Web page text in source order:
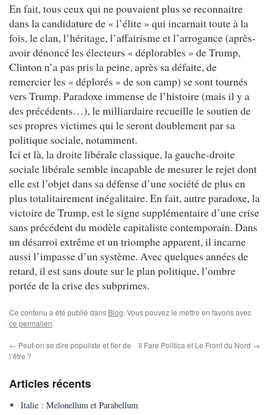
En fait, tous ceux qui ne pouvaient plus se reconnaitre
dans la candidature de « l’élite » qui incarnait toute à la
fois, le clan, l’héritage, l’affairisme et l’arrogance (après-
avoir dénoncé les électeurs « déplorables » de Trump,
Clinton n’a pas pris la peine, après sa défaite, de
remercier les « déplorés » de son camp) se sont tournés
vers Trump. Paradoxe immense de l’histoire (mais il y a
des précédents…), le milliardaire recueille le soutien de
ses propres victimes qui le seront doublement par sa
politique sociale, notamment.
Ici et là, la droite libérale classique, la gauche-droite
sociale libérale semble incapable de mesurer le rejet dont
elle est l’objet dans sa défense d’une société de plus en
plus totalitairement inégalitaire. En fait, autre paradoxe, la
victoire de Trump, est le signe supplémentaire d’une crise
sans précédent du modèle capitaliste contemporain. Dans
un désarroi extrême et un triomphe apparent, il incarne
aussi l’impasse d’un système. Avec quelques années de
retard, il est sans doute sur le plan politique, l’ombre
portée de la crise des subprimes.
Ce contenu a été publié dans Blog. Vous pouvez le mettre en favoris avec
ce permalien.
← Peut-on se dire populiste et fier de
l’être ?
Il Fare Politica et Le Front du Nord →
Articles récents
Italie : Melonellum et Parabellum